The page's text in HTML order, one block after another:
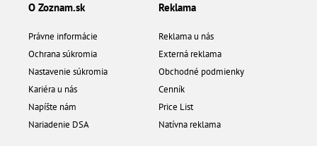
O Zoznam.sk
Právne informácie
Ochrana súkromia
Nastavenie súkromia
Kariéra u nás
Napíšte nám
Nariadenie DSA
Reklama
Reklama u nás
Externá reklama
Obchodné podmienky
Cenník
Price List
Natívna reklama